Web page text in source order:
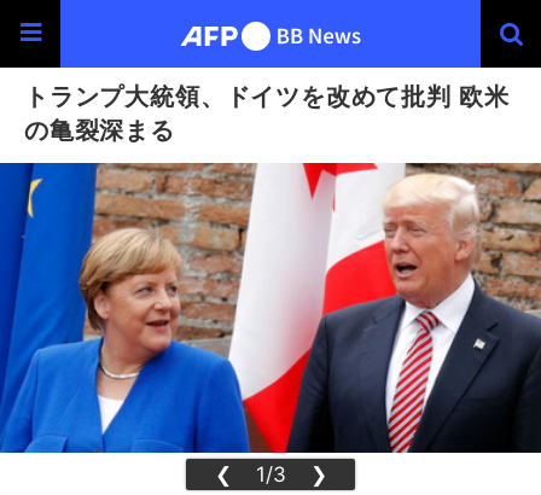
トランプ大統領、ドイツを改めて批判 欧米
の亀裂深まる
❮ 1/3 ❯